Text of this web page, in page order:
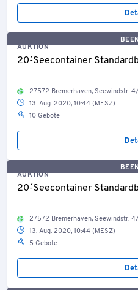
AUKTION
20´-Seecontainer
27572 Bremerhaven, Seewindstr. 4/
13. Aug. 2020, 10:44 (MESZ)
10 Gebote
AUKTION
20´-Seecontainer
27572 Bremerhaven, Seewindstr. 4/
13. Aug. 2020, 10:44 (MESZ)
5 Gebote